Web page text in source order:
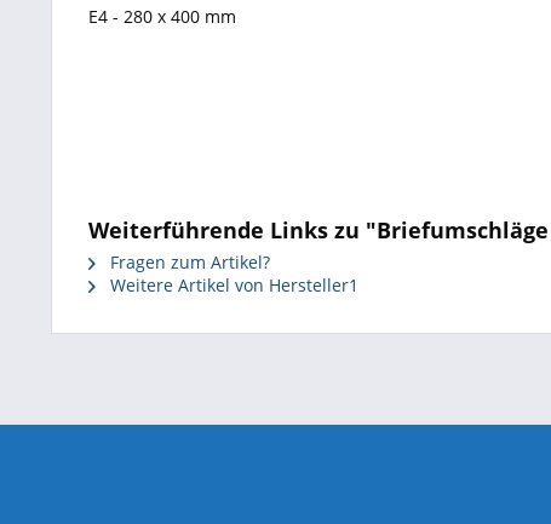
E4 - 280 x 400 mm
Weiterführende Links zu
Fragen zum Artikel?
Weitere Artikel von Hersteller1